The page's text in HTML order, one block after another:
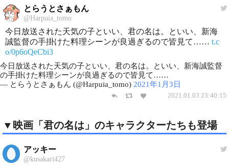
とらうとさぁもん
@Harpuia_tomo
今日放送された天気の子といい、君の名は。といい、新海
誠監督の手掛けた料理シーンが良過ぎるので皆見て…… t.c
o/0p6oQeCbi3
今日放送された天気の子といい、君の名は。といい、新海誠監督
の手掛けた料理シーンが良過ぎるので皆見て……
— とらうとさぁもん (@Harpuia_tomo) 2021年1月3日
2021.01.03 23:40:15
▼映画「君の名は」のキャラクターたちも登場
アッキー
@kusakari427